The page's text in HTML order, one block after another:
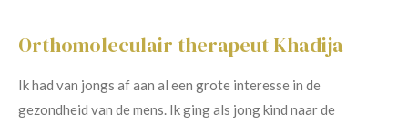
Orthomoleculair therapeut Khadija
Ik had van jongs af aan al een grote interesse in de
gezondheid van de mens. Ik ging als jong kind naar de